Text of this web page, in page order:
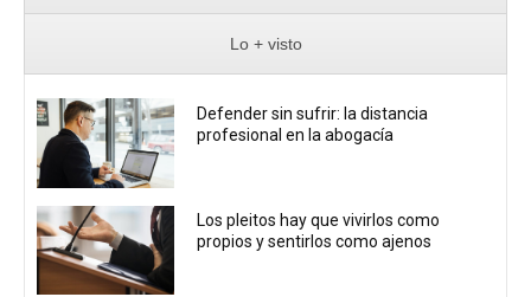
Lo + visto
Defender sin sufrir: la distancia
profesional en la abogacía
Los pleitos hay que vivirlos como
propios y sentirlos como ajenos